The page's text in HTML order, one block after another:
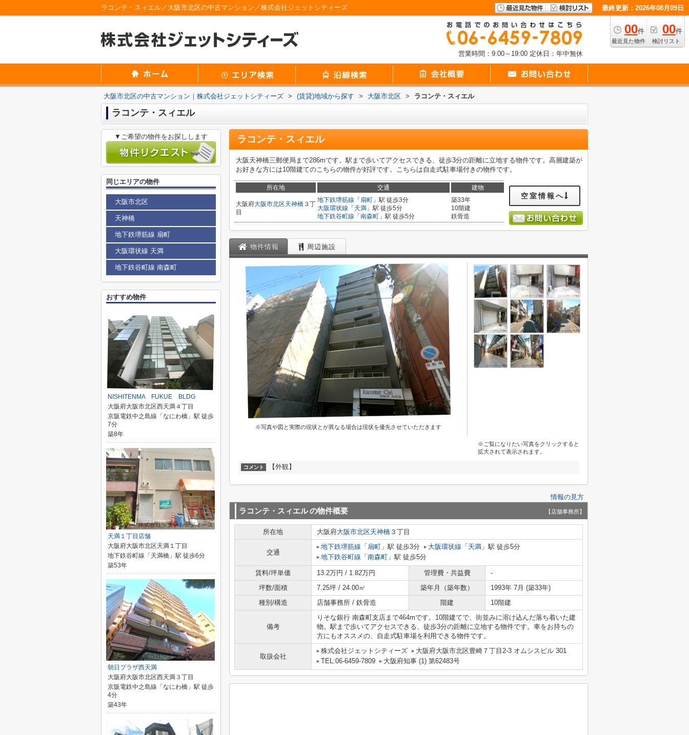
ラコンテ・スィエル／大阪市北区の中古マンション／株式会社ジェットシティーズ 最終更新：2026年08月09日
00件
最近見た物件
00件
検討リスト
営業時間：9:00～19:00 定休日：年中無休
大阪市北区の中古マンション｜株式会社ジェットシティーズ > (賃貸)地域から探す > 大阪市北区 > ラコンテ・スィエル
ラコンテ・スィエル
ラコンテ・スィエル
大阪天神橋三郵便局まで286mです。駅まで歩いてアクセスできる、徒歩3分の距離に立地する物件です。高層建築が
お好きな方には10階建てのこちらの物件が好評です。こちらは自走式駐車場付きの物件です。
所在地 交通 建物
大阪府大阪市北区天神橋 ３丁
目
地下鉄堺筋線 「 扇町 」駅 徒歩3分
大阪環状線 「 天満 」駅 徒歩5分
地下鉄谷町線 「 南森町 」駅 徒歩5分
築33年
10階建
鉄骨造
空室情報へ
物件情報 周辺施設
※写真や図と実際の現状とが異なる場合は現状を優先させていただきます
※ご覧になりたい写真をクリックすると
拡大されて表示されます。
コメント 【外観】
情報の見方
ラコンテ・スィエルの物件概要 【店舗事務所】
所在地 大阪府大阪市北区天神橋 ３丁目
交通
地下鉄堺筋線 「 扇町 」駅 徒歩3分 大阪環状線 「 天満 」駅 徒歩5分
地下鉄谷町線 「 南森町 」駅 徒歩5分
賃料/坪単価 13.2万円 / 1.82万円 管理費・共益費
-
坪数/面積
7.25坪 / 24.00㎡ 築年月（築年数）
1993年 7月 (築33年)
種別/構造
店舗事務所 / 鉄骨造 階建 10階建
備考
りそな銀行 南森町支店まで464mです。10階建てで、街並みに溶け込んだ落ち着いた建
物。駅まで歩いてアクセスできる、徒歩3分の距離に立地する物件です。車をお持ちの
方にもオススメの、自走式駐車場を利用できる物件です。
取扱会社
株式会社ジェットシティーズ
大阪府大阪市北区豊崎７丁目2-3 オムシスビル 301
TEL:06-6459-7809
大阪府知事 (1) 第62483号
▼ご希望の物件をお探しします
同じエリアの物件
大阪市北区
天神橋
地下鉄堺筋線 扇町
大阪環状線 天満
地下鉄谷町線 南森町
おすすめ物件
NISHITENMA FUKUE BLDG
大阪府大阪市北区西天満４丁目
京阪電鉄中之島線「なにわ橋」駅 徒歩
7分
築8年
天満１丁目店舗
大阪府大阪市北区天満１丁目
地下鉄谷町線「天満橋」駅 徒歩6分
築53年
朝日プラザ西天満
大阪府大阪市北区西天満３丁目
京阪電鉄中之島線「なにわ橋」駅 徒歩
4分
築43年